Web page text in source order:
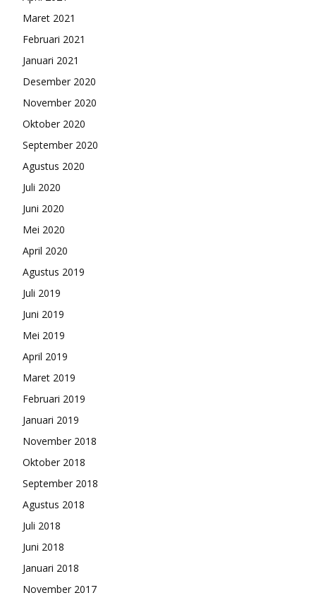
Maret 2021
Februari 2021
Januari 2021
Desember 2020
November 2020
Oktober 2020
September 2020
Agustus 2020
Juli 2020
Juni 2020
Mei 2020
April 2020
Agustus 2019
Juli 2019
Juni 2019
Mei 2019
April 2019
Maret 2019
Februari 2019
Januari 2019
November 2018
Oktober 2018
September 2018
Agustus 2018
Juli 2018
Juni 2018
Januari 2018
November 2017